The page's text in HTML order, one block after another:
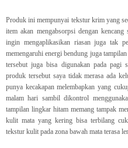
Produk ini mempunyai tekstur krim yang
item akan mengabsorpsi dengan
ingin mengaplikasikan riasan juga tak
memengaruhi energi bendung juga
tersebut juga bisa digunakan pada pagi
produk tersebut saya tidak merasa ada
punya kecakapan melembapkan yang
malam hari sambil dikontrol
tampilan lingkar hitam memang tampak
kulit mata yang kering bisa terbilang
tekstur kulit pada zona bawah mata terasa